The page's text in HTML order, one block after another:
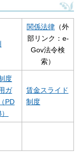
関係法律 （外
部リンク：e-
Gov法令検
索）
度
ガ
PD
賃金スライド
制度